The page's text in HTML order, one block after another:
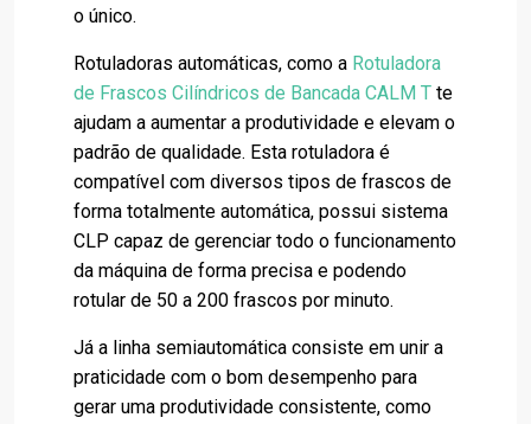
o único.
Rotuladoras automáticas, como a Rotuladora
de Frascos Cilíndricos de Bancada CALM T te
ajudam a aumentar a produtividade e elevam o
padrão de qualidade. Esta rotuladora é
compatível com diversos tipos de frascos de
forma totalmente automática, possui sistema
CLP capaz de gerenciar todo o funcionamento
da máquina de forma precisa e podendo
rotular de 50 a 200 frascos por minuto.
Já a linha semiautomática consiste em unir a
praticidade com o bom desempenho para
gerar uma produtividade consistente, como